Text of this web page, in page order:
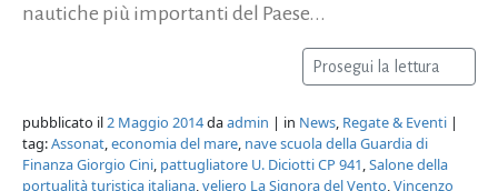
nautiche più importanti del Paese...
Prosegui la lettura
pubblicato il2 Maggio 2014daadmin | in News, Regate & Eventi |
tag:Assonat,economia del mare, nave scuola della Guardia di
Finanza Giorgio Cini, pattugliatore U. Diciotti CP 941,Salone della
portualità turistica italiana,veliero La Signora del Vento,Vincenzo